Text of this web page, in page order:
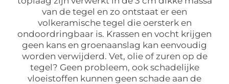
van de tegel en zo ontstaat er een
volkeramische tegel die oersterk en
ondoordringbaar is. Krassen en vocht krijgen
geen kans en groenaanslag kan eenvoudig
worden verwijderd. Vet, olie of zuren op de
tegel? Geen probleem, ook schadelijke
vloeistoffen kunnen geen schade aan de